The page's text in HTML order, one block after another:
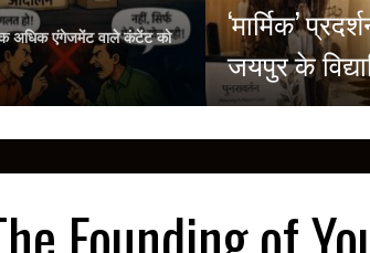
अधिक एंगेजमेंट वाले कंटेंट को
‘मार्मिक’
जयपुर के
Founding of